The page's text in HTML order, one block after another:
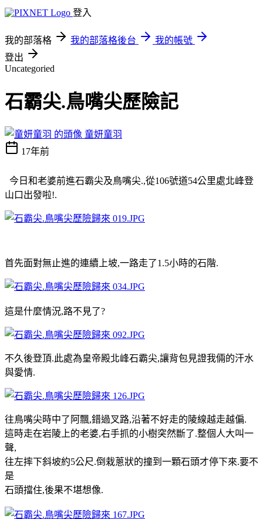
登入
我的部落格 我的部落格後台
我的帳號
登出
Uncategoried
石霸尖.鳥嘴尖歷險記
童妍童羽
17年前
今日和老婆前進石霸尖及鳥嘴尖.,從106號道54公里處北峰登
山口出發啦!.
首先面對無止進的連續上坡,一路走了1.5小時的石階.
這是什麼情況,路不見了?
不久後登頂.此處為皇帝殿北峰石霸尖,讓背包見證我倆的汗水
與愛情.
往鳥嘴尖時中了阿飄,錯過叉路,沿著不好走的陵線越走越偏.
這時走在岩陵上的老婆,右手抓的小樹突然斷了.整個人大叫一
聲,
往左摔下斜坡約5公尺.倒栽蔥狀的撞到一顆石頭才停下來.要不
是
石頭擋住,後果不堪想像.